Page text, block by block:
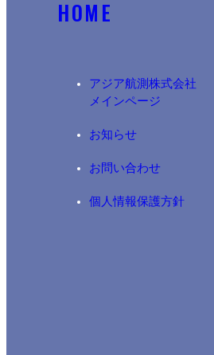
HOME
アジア航測株式会社​
メインページ
お知らせ
お問い合わせ
個人情報保護方針